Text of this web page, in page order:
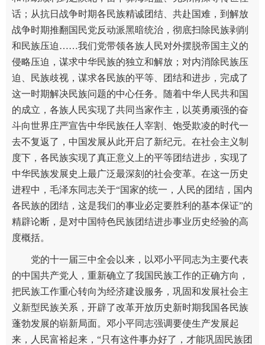
话；从抗日战争时期各民族精诚团结、共赴国难，到解放
战争时期推翻国民党反动派黑暗统治，彻底扫除民族剥削
和民族压迫……我们党带领各族人民对外摆脱帝国主义的
侵略压迫，谋求中华民族的独立和解放；对内消除民族压
迫、民族歧视，谋求各民族的平等、团结和进步，完成了
这一时期解决民族问题的中心任务。随着中华人民共和国
的成立，各族人民实现了共同当家作主，以英勇顽强的奋
斗向世界庄严宣告中华民族任人宰割、饱受欺凌的时代一
去不复返了，中国发展从此开启了新纪元。在社会主义制
度下，各民族实现了真正意义上的平等团结进步，实现了
中华民族发展史上最广泛最深刻的社会变革。在这一历史
进程中，毛泽东同志关于“国家的统一，人民的团结，国内
各民族的团结，这是我们的事业必定要胜利的基本保证”的
精辟论断，是对中国特色民族团结进步事业历史经验的高
度概括。
党的十一届三中全会以来，以邓小平同志为主要代表
的中国共产党人，重新确立了我国民族工作的正确方向，
把民族工作重心转向为经济建设服务，巩固和发展社会主
义新型民族关系，开辟了改革开放历史新时期我国各民族
蓬勃发展的崭新局面。邓小平同志强调要使生产发展起
来，人民富裕起来，“只有这件事办好了，才能巩固民族团